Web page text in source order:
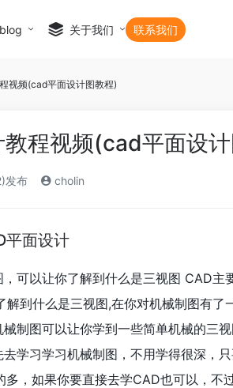
blog 关于我们 联系我们
视频(cad平面设计图教程)
程视频(cad平面设
发布 cholin
平面设计
可以让你了解到什么是三视图 CAD主
解到什么是三视图,在你对机械制图有了
制图可以让你学到一些简单机械的三
学习学习机械制图，不用学得很深，
多，如果你要直接去学CAD也可以，不